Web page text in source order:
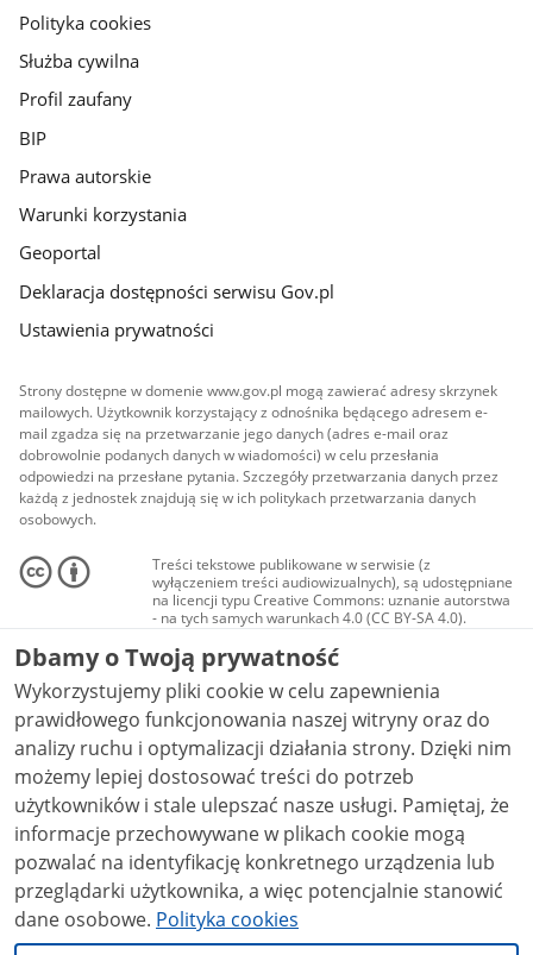
gov.pl
Polityka cookies
Służba cywilna
Profil zaufany
BIP
Prawa autorskie
Warunki korzystania
Geoportal
Deklaracja dostępności serwisu Gov.pl
Ustawienia prywatności
Strony dostępne w domenie www.gov.pl mogą zawierać adresy skrzynek
mailowych. Użytkownik korzystający z odnośnika będącego adresem e-
mail zgadza się na przetwarzanie jego danych (adres e-mail oraz
dobrowolnie podanych danych w wiadomości) w celu przesłania
odpowiedzi na przesłane pytania. Szczegóły przetwarzania danych przez
każdą z jednostek znajdują się w ich politykach przetwarzania danych
osobowych.
Treści tekstowe publikowane w serwisie (z
wyłączeniem treści audiowizualnych), są udostępniane
na licencji typu Creative Commons: uznanie autorstwa
- na tych samych warunkach 4.0 (CC BY-SA 4.0).
Materiały audiowizualne, w tym zdjęcia, materiały
audio i wideo, są udostępniane na licencji typu
Creative Commons: uznanie autorstwa użycie
niekomercyjne - bez utworów zależnych 4.0 (CC BY-
NC-ND 4.0), o ile nie jest to stwierdzone inaczej.
Dbamy o Twoją prywatność
Wykorzystujemy pliki cookie w celu zapewnienia
prawidłowego funkcjonowania naszej witryny oraz do
analizy ruchu i optymalizacji działania strony. Dzięki nim
możemy lepiej dostosować treści do potrzeb
użytkowników i stale ulepszać nasze usługi. Pamiętaj, że
informacje przechowywane w plikach cookie mogą
pozwalać na identyfikację konkretnego urządzenia lub
przeglądarki użytkownika, a więc potencjalnie stanowić
dane osobowe. Polityka cookies